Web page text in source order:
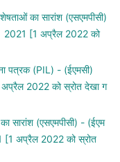
का सारांश (एसएमपीसी)
2021 [1 अप्रैल 2022 को
पत्रक (PIL) - (ईएमसी)
2022 को स्रोत देखा ग
सारांश (एसएमपीसी) - (ईएम
अप्रैल 2022 को स्रोत